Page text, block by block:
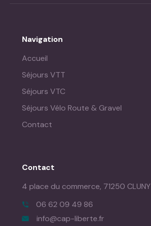
Navigation
Accueil
Séjours VTT
Séjours VTC
Séjours Vélo Route & Gravel
Contact
Contact
4 place du commerce, 71250 CLUNY
06 62 09 49 86
info@cap-liberte.fr